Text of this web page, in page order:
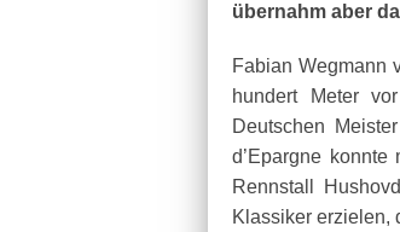
übernahm aber
Fabian Wegmann
hundert Meter
Deutschen
d’Epargne
Rennstall
Klassiker erzielen,